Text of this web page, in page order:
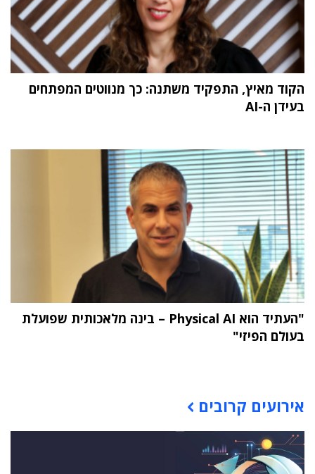
הקוד מאיץ, התפקיד משתנה: כך מנווטים המפתחים
בעידן ה-AI
"העתיד הוא Physical AI – בינה מלאכותית שפועלת
בעולם הפיזי"
אירועים קרובים